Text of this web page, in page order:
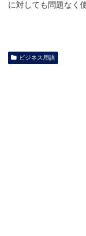
に対しても問題なく
ビジネス用語